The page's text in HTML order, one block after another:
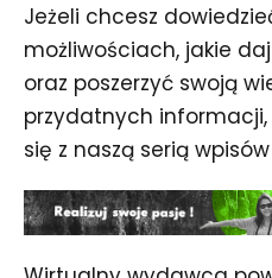
Jeżeli chcesz
możliwościach, jakie
oraz poszerzyć swoją
przydatnych informacji,
się z naszą serią